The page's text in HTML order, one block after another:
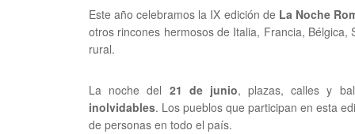
Este año celebramos la IX edición de La Noche
otros rincones hermosos de Italia, Francia,
rural.
La noche del 21 de junio, plazas, calles y
inolvidables. Los pueblos que participan en esta
de personas en todo el país.